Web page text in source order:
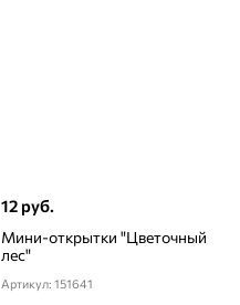
12 руб.
Мини-открытки "Цветочный
лес"
Артикул: 151641